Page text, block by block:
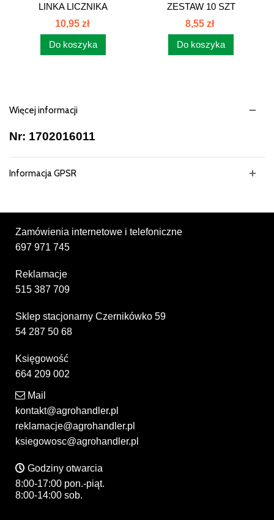
LINKA LICZNIKA
MOTOGODZIN...
10,95 zł
Do koszyka
ZESTAW 10 SZT
ZATYCZEK...
8,55 zł
Do koszyka
Więcej informacji
Nr: 1702016011
Informacja GPSR
Zamówienia internetowe i telefoniczne
697 971 745
Reklamacje
515 387 709
Sklep stacjonarny Czernikówko 59
54 287 50 68
Księgowość
664 209 002
Mail
kontakt@agrohandler.pl
reklamacje@agrohandler.pl
ksiegowosc@agrohandler.pl
Godziny otwarcia
8:00-17:00 pon.-piąt.
8:00-14:00 sob.